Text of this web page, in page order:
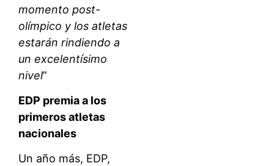
momento post-
olímpico y los atletas
estarán rindiendo a
un excelentísimo
nivel”
EDP premia a los
primeros atletas
nacionales
Un año más, EDP,